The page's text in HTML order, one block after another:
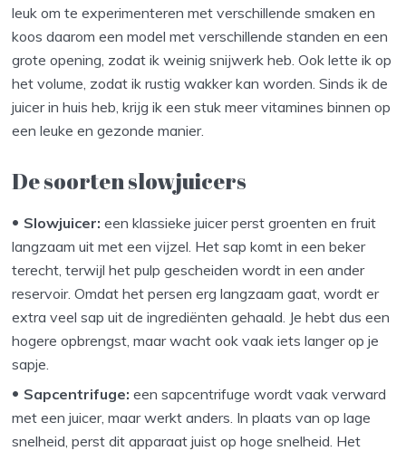
leuk om te experimenteren met verschillende smaken en
koos daarom een model met verschillende standen en een
grote opening, zodat ik weinig snijwerk heb. Ook lette ik op
het volume, zodat ik rustig wakker kan worden. Sinds ik de
juicer in huis heb, krijg ik een stuk meer vitamines binnen op
een leuke en gezonde manier.
De soorten slowjuicers
Slowjuicer:een klassieke juicer perst groenten en fruit
langzaam uit met een vijzel. Het sap komt in een beker
terecht, terwijl het pulp gescheiden wordt in een ander
reservoir. Omdat het persen erg langzaam gaat, wordt er
extra veel sap uit de ingrediënten gehaald. Je hebt dus een
hogere opbrengst, maar wacht ook vaak iets langer op je
sapje.
Sapcentrifuge:een sapcentrifuge wordt vaak verward
met een juicer, maar werkt anders. In plaats van op lage
snelheid, perst dit apparaat juist op hoge snelheid. Het